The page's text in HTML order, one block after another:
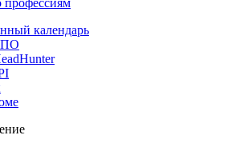
календарь
ПО